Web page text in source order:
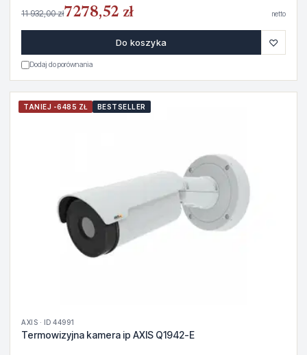
11 932,00 zł7278,52 zł netto
Do koszyka ♡
Dodaj do porównania
TANIEJ -6485 ZŁ BESTSELLER
AXIS · ID 44991
Termowizyjna kamera ip AXIS Q1942-E